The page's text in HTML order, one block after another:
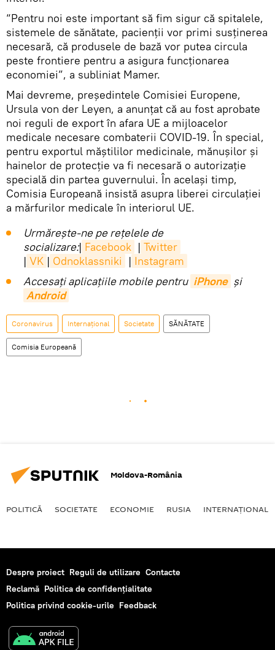
“Pentru noi este important să fim sigur că spitalele,
sistemele de sănătate, pacienții vor primi susținerea
necesară, că produsele de bază vor putea circula
peste frontiere pentru a asigura funcționarea
economiei”, a subliniat Mamer.
Mai devreme, președintele Comisiei Europene,
Ursula von der Leyen, a anunțat că au fost aprobate
noi reguli de export în afara UE a mijloacelor
medicale necesare combaterii COVID-19. În special,
pentru exportul măștililor medicinale, mănușilor și
hainelor de protecție va fi necesară o autorizație
specială din partea guvernului. În același timp,
Comisia Europeană insistă asupra liberei circulației
a mărfurilor medicale în interiorul UE.
Urmărește-ne pe rețelele de
socializare:| Facebook | Twitter
| VK | Odnoklassniki | Instagram
Accesaţi aplicaţiile mobile pentru iPhone și
Android
Coronavirus Internaţional Societate SĂNĂTATE
Comisia Europeană
Moldova-România
POLITICĂ SOCIETATE ECONOMIE RUSIA INTERNAŢIONAL
Despre proiect Reguli de utilizare Contacte
Reclamă Politica de confidențialitate
Politica privind cookie-urile Feedback